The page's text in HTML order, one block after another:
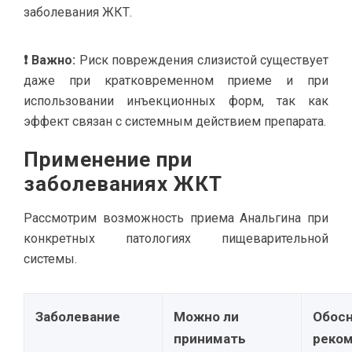
заболевания ЖКТ.
❗ Важно: Риск повреждения слизистой существует
даже при кратковременном приеме и при
использовании инъекционных форм, так как
эффект связан с системным действием препарата.
Применение при
заболеваниях ЖКТ
Рассмотрим возможность приема Анальгина при
конкретных патологиях пищеварительной
системы.
Заболевание
Можно ли
принимать